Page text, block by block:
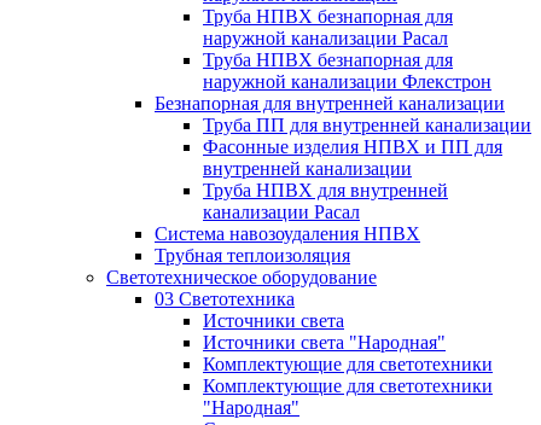
Труба НПВХ безнапорная для
наружной канализации Расал
Труба НПВХ безнапорная для
наружной канализации Флекстрон
Безнапорная для внутренней канализации
Труба ПП для внутренней канализации
Фасонные изделия НПВХ и ПП для
внутренней канализации
Труба НПВХ для внутренней
канализации Расал
Система навозоудаления НПВХ
Трубная теплоизоляция
Светотехническое оборудование
03 Светотехника
Источники света
Источники света "Народная"
Комплектующие для светотехники
Комплектующие для светотехники
"Народная"